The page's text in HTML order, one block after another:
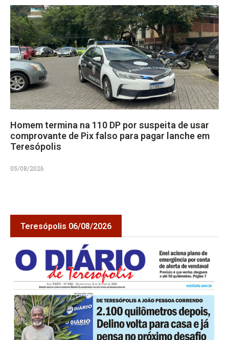
Homem termina na 110 DP por suspeita de usar
comprovante de Pix falso para pagar lanche em
Teresópolis
05/08/2026
Teresópolis 06/08/2026